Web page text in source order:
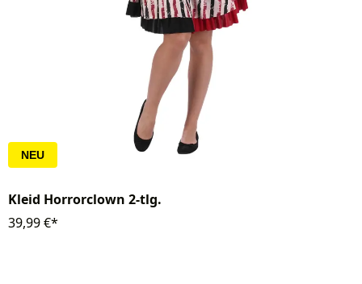
NEU
Kleid Horrorclown 2-tlg.
39,99 €*